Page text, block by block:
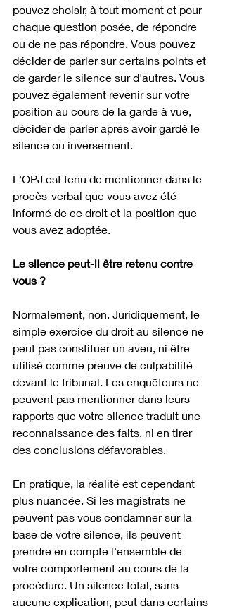
pouvez choisir, à tout moment et pour
chaque question posée, de répondre
ou de ne pas répondre. Vous pouvez
décider de parler sur certains points et
de garder le silence sur d'autres. Vous
pouvez également revenir sur votre
position au cours de la garde à vue,
décider de parler après avoir gardé le
silence ou inversement.
L'OPJ est tenu de mentionner dans le
procès-verbal que vous avez été
informé de ce droit et la position que
vous avez adoptée.
Le silence peut-il être retenu contre
vous ?
Normalement, non. Juridiquement, le
simple exercice du droit au silence ne
peut pas constituer un aveu, ni être
utilisé comme preuve de culpabilité
devant le tribunal. Les enquêteurs ne
peuvent pas mentionner dans leurs
rapports que votre silence traduit une
reconnaissance des faits, ni en tirer
des conclusions défavorables.
En pratique, la réalité est cependant
plus nuancée. Si les magistrats ne
peuvent pas vous condamner sur la
base de votre silence, ils peuvent
prendre en compte l'ensemble de
votre comportement au cours de la
procédure. Un silence total, sans
aucune explication, peut dans certains